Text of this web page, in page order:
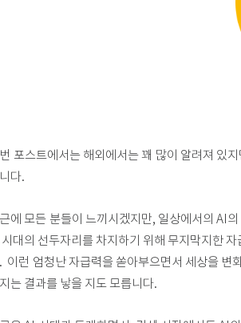
포스트에서는 해외에서는 꽤 많이 알려져 있
다.
에 모든 분들이 느끼시겠지만, 일상에서의 AI
시대의 선두자리를 차지하기 위해 무지막지한
이런 엄청난 자급력을 쏟아부으면서 세상을 변
는 결과를 낳을 지도 모릅니다.